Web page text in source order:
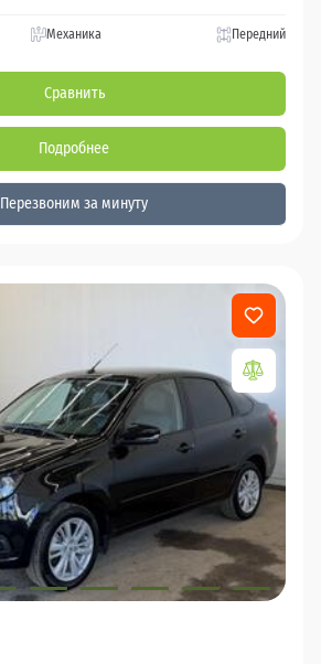
Механика Передний
Сравнить
Подробнее
Перезвоним за минуту